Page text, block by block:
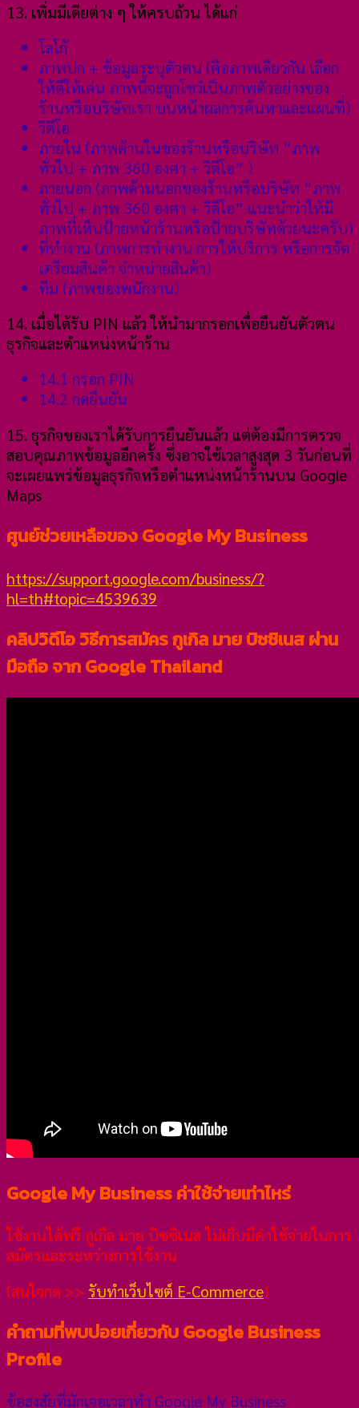
13. เพิ่มมีเดียต่าง ๆ ให้ครบถ้วน ได้แก่
โลโก้
ภาพปก + ข้อมูลระบุตัวตน (คือภาพเดียวกัน เลือก
ให้ดีให้เด่น ภาพนี้จะถูกโชว์เป็นภาพตัวอย่างของ
ร้านหรือบริษัทเรา บนหน้าผลการค้นหาและแผนที่)
วิดีโอ
ภายใน (ภาพด้านในของร้านหรือบริษัท “ภาพ
ทั่วไป + ภาพ 360 องศา + วิดีโอ” )
ภายนอก (ภาพด้านนอกของร้านหรือบริษัท “ภาพ
ทั่วไป + ภาพ 360 องศา + วิดีโอ” แนะนำว่าให้มี
ภาพที่เห็นป้ายหน้าร้านหรือป้ายบริษัทด้วยนะครับ)
ที่ทำงาน (ภาพการทำงาน การให้บริการ หรือการจัด
เตรียมสินค้า จำหน่ายสินค้า)
ทีม (ภาพของพนักงาน)
14. เมื่อได้รับ PIN แล้ว ให้นำมากรอกเพื่อยืนยันตัวตน
ธุรกิจและตำแหน่งหน้าร้าน
14.1 กรอก PIN
14.2 กดยืนยัน
15. ธุรกิจของเราได้รับการยืนยันแล้ว แต่ต้องมีการตรวจ
สอบคุณภาพข้อมูลอีกครั้ง ซึ่งอาจใช้เวลาสูงสุด 3 วันก่อนที่
จะเผยแพร่ข้อมูลธุรกิจหรือตำแหน่งหน้าร้านบน Google
Maps
ศูนย์ช่วยเหลือของ Google My Business
https://support.google.com/business/?
hl=th#topic=4539639
คลิปวิดีโอ วิธีการสมัคร กูเกิล มาย บิซซิเนส ผ่าน
มือถือ จาก Google Thailand
Google My Business ค่าใช้จ่ายเท่าไหร่
ใช้งานได้ฟรี กูเกิล มาย บิซซิเนส ไม่เก็บมีค่าใช้จ่ายในการ
สมัครและระหว่างการใช้งาน
(สนใจกด >> รับทำเว็บไซต์ E-Commerce)
คำถามที่พบบ่อยเกี่ยวกับ Google Business
Profile
ข้อสงสัยที่มักเจอเวลาทำ Google My Business